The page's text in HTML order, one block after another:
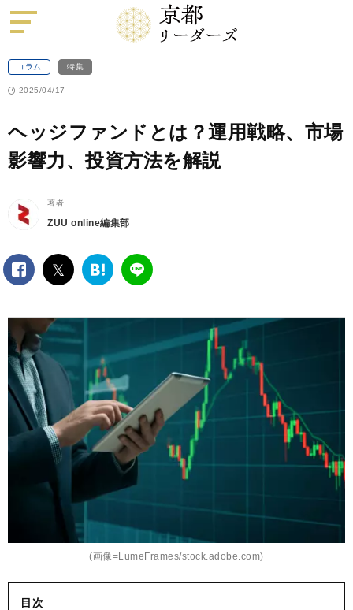
コラム 特集
2025/04/17
ヘッジファンドとは？運用戦略、市場
影響力、投資方法を解説
著者
ZUU online編集部
facebook
twitterは
ブ
ク
マ
ー
ク
LINE
(画像=LumeFrames/stock.adobe.com)
目次